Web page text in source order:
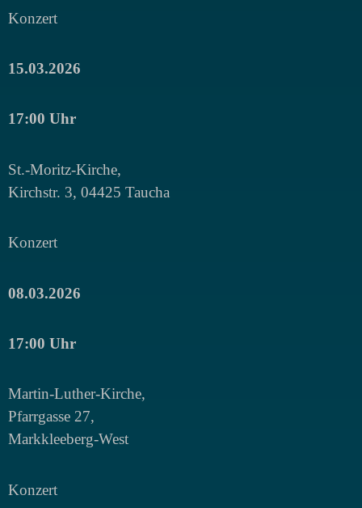
Konzert
15.03.2026
17:00 Uhr
St.-Moritz-Kirche,
Kirchstr. 3, 04425 Taucha
Konzert
08.03.2026
17:00 Uhr
Martin-Luther-Kirche,
Pfarrgasse 27,
Markkleeberg-West
Konzert